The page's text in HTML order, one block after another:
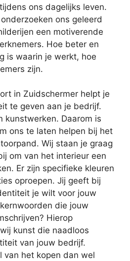
ons dagelijks leven.
ons geleerd
een motiverende
Hoe beter en
is waarin je werkt, hoe
zijn.
in Zuidschermer helpt je
te geven aan je bedrijf.
kunstwerken. Daarom is
ons te laten helpen bij het
Wij staan je graag
om van het interieur een
Er zijn specifieke kleuren
oproepen. Jij geeft bij
je wilt voor jouw
die jouw
Hierop
kunst die naadloos
van jouw bedrijf.
van het kopen dan wel